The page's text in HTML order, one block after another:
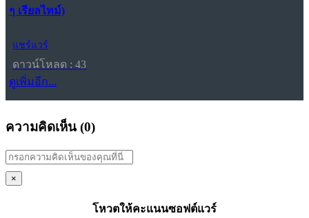
ๆ เรียลไทม์)
แชร์แวร์
ดาวน์โหลด : 43
ดูเพิ่มอีก...
ความคิดเห็น (0)
×
โหวตให้คะแนนซอฟต์แวร์